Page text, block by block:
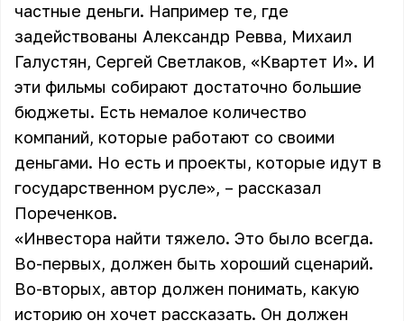
частные деньги. Например те, где
задействованы Александр Ревва, Михаил
Галустян, Сергей Светлаков, «Квартет И». И
эти фильмы собирают достаточно большие
бюджеты. Есть немалое количество
компаний, которые работают со своими
деньгами. Но есть и проекты, которые идут в
государственном русле», – рассказал
Пореченков.
«Инвестора найти тяжело. Это было всегда.
Во-первых, должен быть хороший сценарий.
Во-вторых, автор должен понимать, какую
историю он хочет рассказать. Он должен